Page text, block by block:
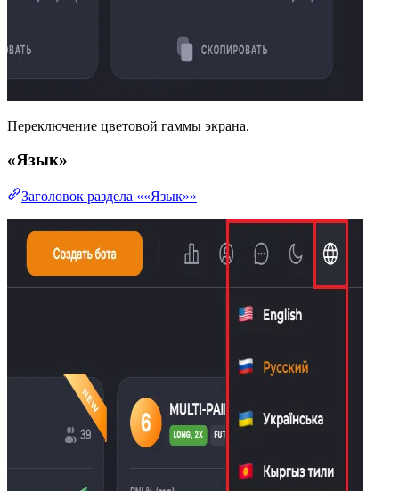
Переключение цветовой гаммы экрана.
«Язык»
Заголовок раздела ««Язык»»